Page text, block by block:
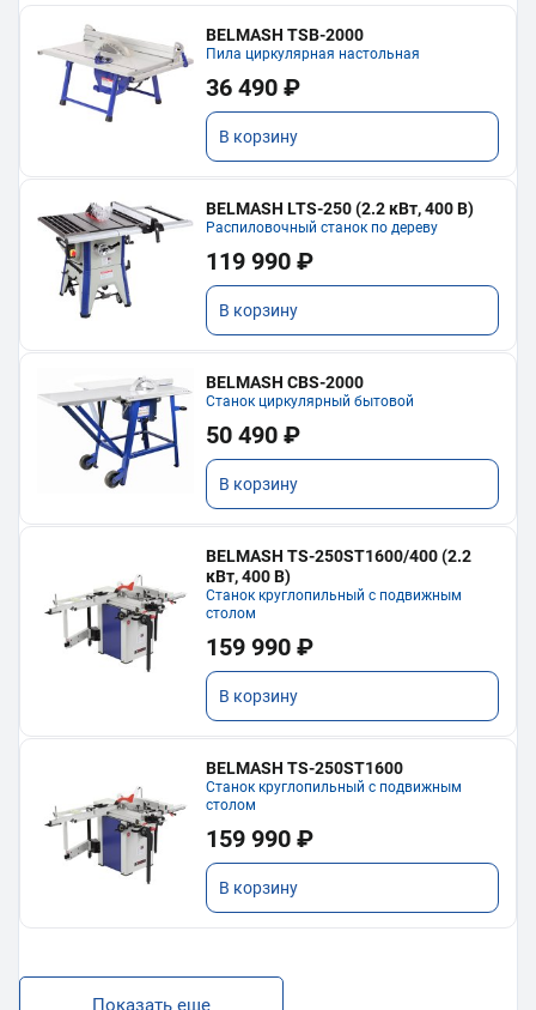
BELMASH TSB-2000
Пила циркулярная настольная
36 490 ₽
В корзину
BELMASH LTS-250 (2.2 кВт, 400 В)
Распиловочный станок по дереву
119 990 ₽
В корзину
BELMASH CBS-2000
Станок циркулярный бытовой
50 490 ₽
В корзину
BELMASH TS-250ST1600/400 (2.2
кВт, 400 В)
Станок круглопильный с подвижным
столом
159 990 ₽
В корзину
BELMASH TS-250ST1600
Станок круглопильный с подвижным
столом
159 990 ₽
В корзину
Показать еще